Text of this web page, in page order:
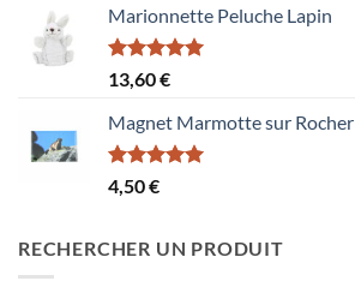
Marionnette Peluche Lapin
Note5.00
sur 5
13,60€
Magnet Marmotte sur Rocher
Note5.00
sur 5
4,50€
RECHERCHER UN PRODUIT